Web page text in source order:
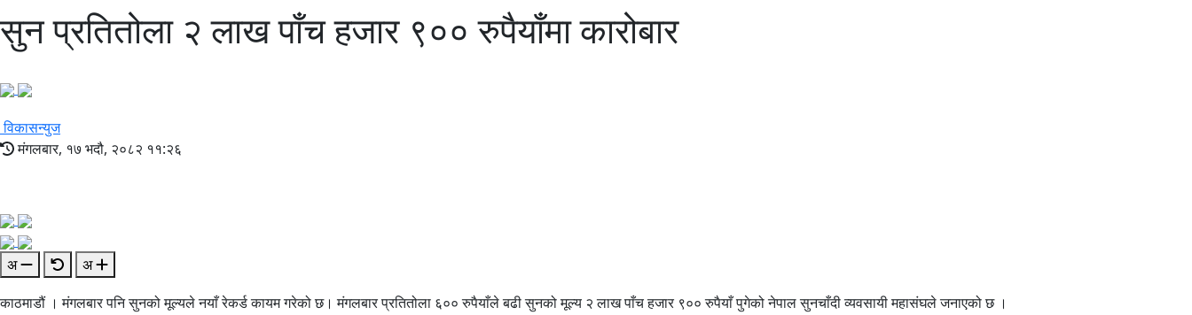
सुन प्रतितोला २ लाख पाँच हजार ९०० रुपैयाँमा कारोबार
विकासन्युज
मंगलबार, १७ भदौ, २०८२ ११:२६
अ
अ
काठमाडौं । मंगलबार पनि सुनको मूल्यले नयाँ रेकर्ड कायम गरेको छ। मंगलबार प्रतितोला ६०० रुपैयाँले बढी सुनको मूल्य २ लाख पाँच हजार ९०० रुपैयाँ पुगेको नेपाल सुनचाँदी व्यवसायी महासंघले जनाएको छ ।